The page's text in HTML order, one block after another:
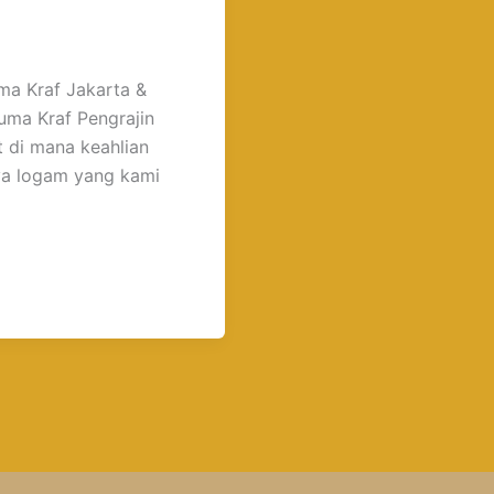
Kraf Jakarta &
Kraf Pengrajin
di mana keahlian
logam yang kami